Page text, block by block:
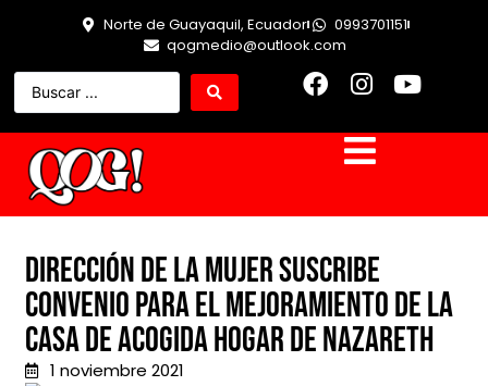
Norte de Guayaquil, Ecuador
0993701151
qogmedio@outlook.com
Dirección de la Mujer suscribe
convenio para el mejoramiento de la
Casa de Acogida Hogar de Nazareth
1 noviembre 2021